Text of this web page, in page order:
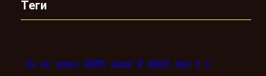
Теги
bb car casino com crucial d daichi dveri fi g